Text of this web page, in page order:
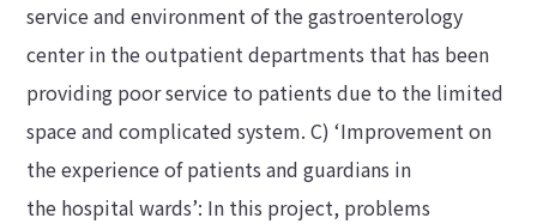
service and environment of the gastroenterology
center in the outpatient departments that has been
providing poor service to patients due to the limited
space and complicated system. C) ‘Improvement on
the experience of patients and guardians in
the hospital wards’: In this project, problems